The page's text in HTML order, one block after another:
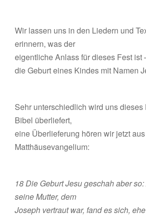
Wir lassen uns in den Liedern und
erinnern, was der
eigentliche Anlass für dieses Fest ist
die Geburt eines Kindes mit Namen
Sehr unterschiedlich wird uns
Bibel überliefert,
eine Überlieferung hören wir jetzt
Matthäusevangelium:
18 Die Geburt Jesu geschah aber
seine Mutter, dem
Joseph vertraut war, fand es sich,